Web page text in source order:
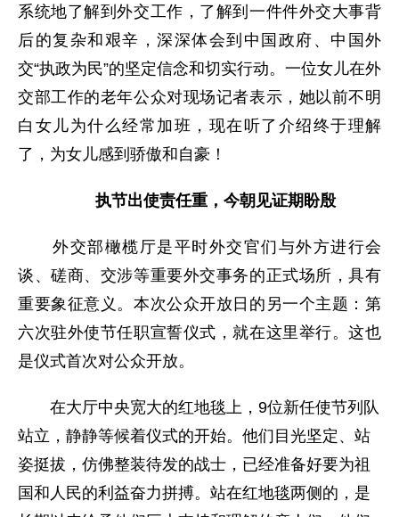
系统地了解到外交工作，了解到一件件外交大事背
后的复杂和艰辛，深深体会到中国政府、中国外
交“执政为民”的坚定信念和切实行动。一位女儿在外
交部工作的老年公众对现场记者表示，她以前不明
白女儿为什么经常加班，现在听了介绍终于理解
了，为女儿感到骄傲和自豪！
执节出使责任重，今朝见证期盼殷
外交部橄榄厅是平时外交官们与外方进行会
谈、磋商、交涉等重要外交事务的正式场所，具有
重要象征意义。本次公众开放日的另一个主题：第
六次驻外使节任职宣誓仪式，就在这里举行。这也
是仪式首次对公众开放。
在大厅中央宽大的红地毯上，9位新任使节列队
站立，静静等候着仪式的开始。他们目光坚定、站
姿挺拔，仿佛整装待发的战士，已经准备好要为祖
国和人民的利益奋力拼搏。站在红地毯两侧的，是